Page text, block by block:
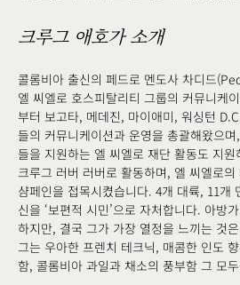
크루그 애호가 소개
콜롬비아 출신의 페드로 멘도사 차디드
엘 씨엘로 호스피탈리티 그룹의 커뮤니케
부터 보고타, 메데진, 마이애미, 워싱턴
들의 커뮤니케이션과 운영을 총괄해왔으
들을 지원하는 엘 씨엘로 재단 활동도 지
크루그 러버 러버로 활동하며, 엘 씨엘로
샴페인을 접목시켰습니다. 4개 대륙, 11
신을 ‘보편적 시민’으로 자처합니다. 아방
하지만, 결국 그가 가장 열정을 느끼는 것
그는 우아한 프렌치 테크닉, 매콤한 인도
함, 콜롬비아 과일과 채소의 풍부함 그 모